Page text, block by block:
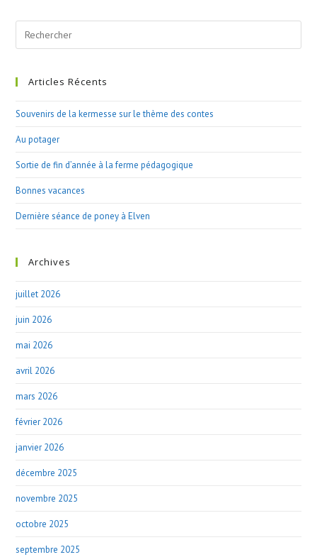
Search
this
Articles Récents
Souvenirs de la kermesse sur le thème des contes
Au potager
Sortie de fin d’année à la ferme pédagogique
Bonnes vacances
Dernière séance de poney à Elven
Archives
juillet 2026
juin 2026
mai 2026
avril 2026
mars 2026
février 2026
janvier 2026
décembre 2025
novembre 2025
octobre 2025
septembre 2025